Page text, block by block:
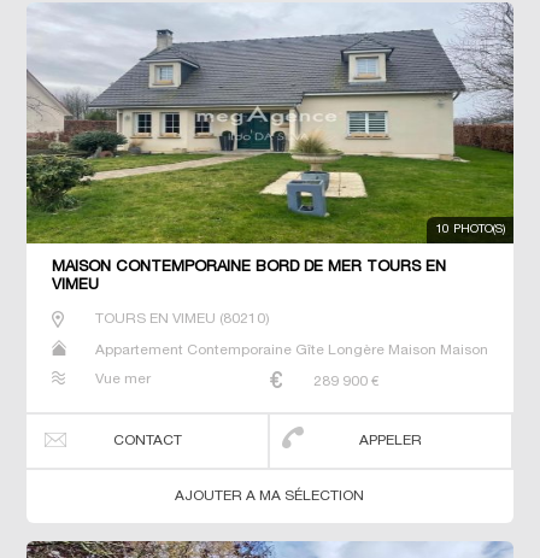
10 PHOTO(S)
MAISON CONTEMPORAINE BORD DE MER TOURS EN
VIMEU
TOURS EN VIMEU (80210)
Appartement Contemporaine Gîte Longère Maison Maison
Vue mer
289 900 €
CONTACT APPELER
AJOUTER A MA SÉLECTION